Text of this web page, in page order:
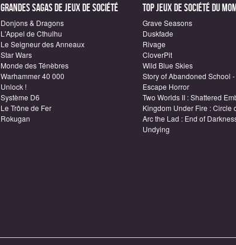
Grandes sagas de Jeux de société
Donjons & Dragons
L'Appel de Cthulhu
Le Seigneur des Anneaux
Star Wars
Monde des Ténèbres
Warhammer 40 000
Unlock !
Système D6
Le Trône de Fer
Rokugan
Top Jeux de société du
Grave Seasons
Duskfade
Rivage
CloverPit
Wild Blue Skies
Story of Abandoned School
Escape Horror
Two Worlds II : Shattered
Kingdom Under Fire : Circle
Arc the Lad : End of
Undying